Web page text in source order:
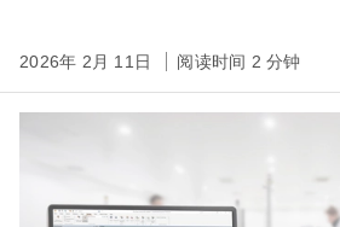
2026年 2月 11日 阅读时间 2 分钟